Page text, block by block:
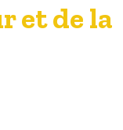
et de la